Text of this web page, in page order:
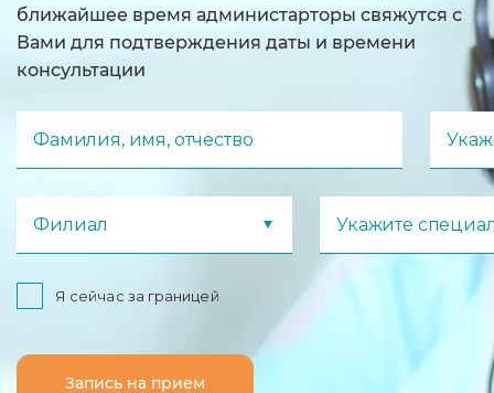
ближайшее время администарторы свяжутся с
Вами для подтверждения даты и времени
консультации
Фамилия, имя, отчество
Филиал Укажите
Я сейчас за границей
Запись на прием